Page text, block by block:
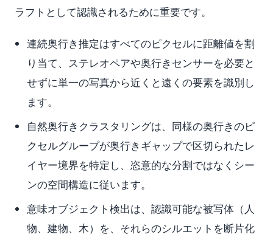
ラフトとして認識されるために重要です。
連続奥行き推定はすべてのピクセルに距離値を割
り当て、ステレオペアや奥行きセンサーを必要と
せずに単一の写真から近くと遠くの要素を識別し
ます。
自然奥行きクラスタリングは、同様の奥行きのピ
クセルグループが奥行きギャップで区切られたレ
イヤー境界を特定し、恣意的な分割ではなくシー
ンの空間構造に従います。
意味オブジェクト検出は、認識可能な被写体（人
物、建物、木）を、それらのシルエットを断片化